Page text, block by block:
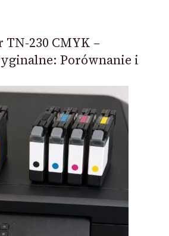
230 CMYK –
Porównanie i